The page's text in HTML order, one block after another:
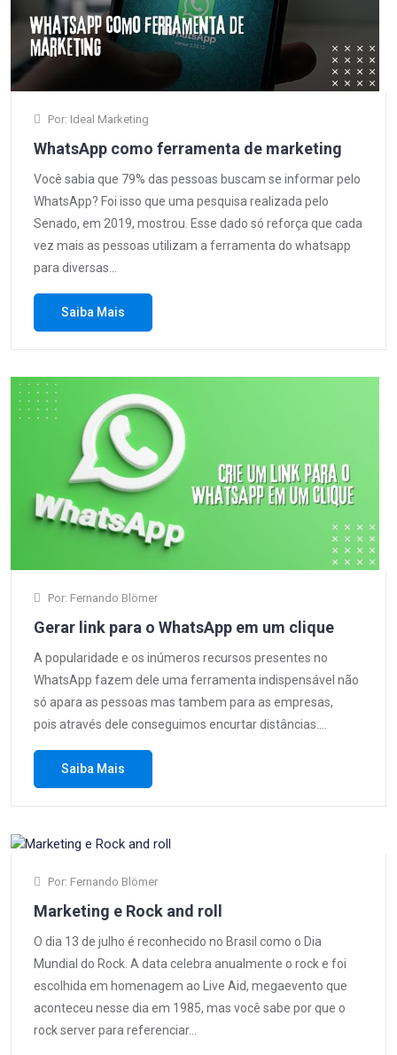
Por: Ideal Marketing
WhatsApp como ferramenta de marketing
Você sabia que 79% das pessoas buscam se informar pelo
WhatsApp? Foi isso que uma pesquisa realizada pelo
Senado, em 2019, mostrou. Esse dado só reforça que cada
vez mais as pessoas utilizam a ferramenta do whatsapp
para diversas…
Saiba Mais
Por: Fernando Blömer
Gerar link para o WhatsApp em um clique
A popularidade e os inúmeros recursos presentes no
WhatsApp fazem dele uma ferramenta indispensável não
só apara as pessoas mas tambem para as empresas,
pois através dele conseguimos encurtar distâncias.…
Saiba Mais
Por: Fernando Blömer
Marketing e Rock and roll
O dia 13 de julho é reconhecido no Brasil como o Dia
Mundial do Rock. A data celebra anualmente o rock e foi
escolhida em homenagem ao Live Aid, megaevento que
aconteceu nesse dia em 1985, mas você sabe por que o
rock server para referenciar…